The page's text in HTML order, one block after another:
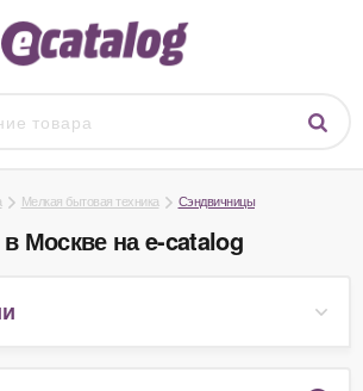
Мелкая бытовая техника Сэндвичницы
Москве на e-catalog